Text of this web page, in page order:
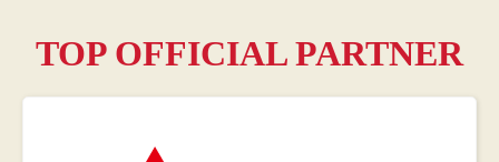
TOP OFFICIAL PARTNER